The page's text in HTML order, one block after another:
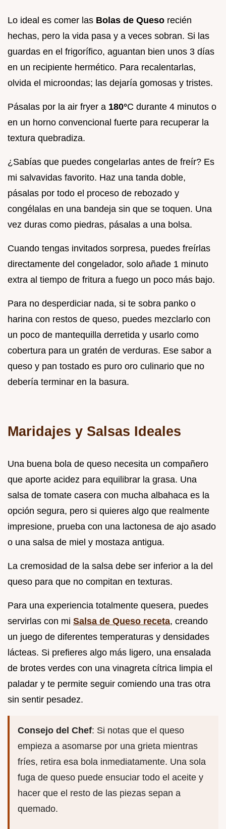
Lo ideal es comer las Bolas de Queso recién
hechas, pero la vida pasa y a veces sobran. Si las
guardas en el frigorífico, aguantan bien unos 3 días
en un recipiente hermético. Para recalentarlas,
olvida el microondas; las dejaría gomosas y tristes.
Pásalas por la air fryer a 180°C durante 4 minutos o
en un horno convencional fuerte para recuperar la
textura quebradiza.
¿Sabías que puedes congelarlas antes de freír? Es
mi salvavidas favorito. Haz una tanda doble,
pásalas por todo el proceso de rebozado y
congélalas en una bandeja sin que se toquen. Una
vez duras como piedras, pásalas a una bolsa.
Cuando tengas invitados sorpresa, puedes freírlas
directamente del congelador, solo añade 1 minuto
extra al tiempo de fritura a fuego un poco más bajo.
Para no desperdiciar nada, si te sobra panko o
harina con restos de queso, puedes mezclarlo con
un poco de mantequilla derretida y usarlo como
cobertura para un gratén de verduras. Ese sabor a
queso y pan tostado es puro oro culinario que no
debería terminar en la basura.
Maridajes y Salsas Ideales
Una buena bola de queso necesita un compañero
que aporte acidez para equilibrar la grasa. Una
salsa de tomate casera con mucha albahaca es la
opción segura, pero si quieres algo que realmente
impresione, prueba con una lactonesa de ajo asado
o una salsa de miel y mostaza antigua.
La cremosidad de la salsa debe ser inferior a la del
queso para que no compitan en texturas.
Para una experiencia totalmente quesera, puedes
servirlas con mi Salsa de Queso receta, creando
un juego de diferentes temperaturas y densidades
lácteas. Si prefieres algo más ligero, una ensalada
de brotes verdes con una vinagreta cítrica limpia el
paladar y te permite seguir comiendo una tras otra
sin sentir pesadez.
Consejo del Chef: Si notas que el queso
empieza a asomarse por una grieta mientras
fríes, retira esa bola inmediatamente. Una sola
fuga de queso puede ensuciar todo el aceite y
hacer que el resto de las piezas sepan a
quemado.